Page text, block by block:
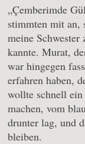
„Çemberimde
stimmten mit an,
meine
kannte. Murat,
war hingegen
erfahren haben,
wollte schnell
machen, vom
drunter lag, und
bleiben.